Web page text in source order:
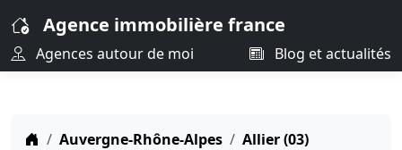
Agence immobilière france
Agences autour de moi Blog et actualités
Auvergne-Rhône-Alpes
Allier (03)